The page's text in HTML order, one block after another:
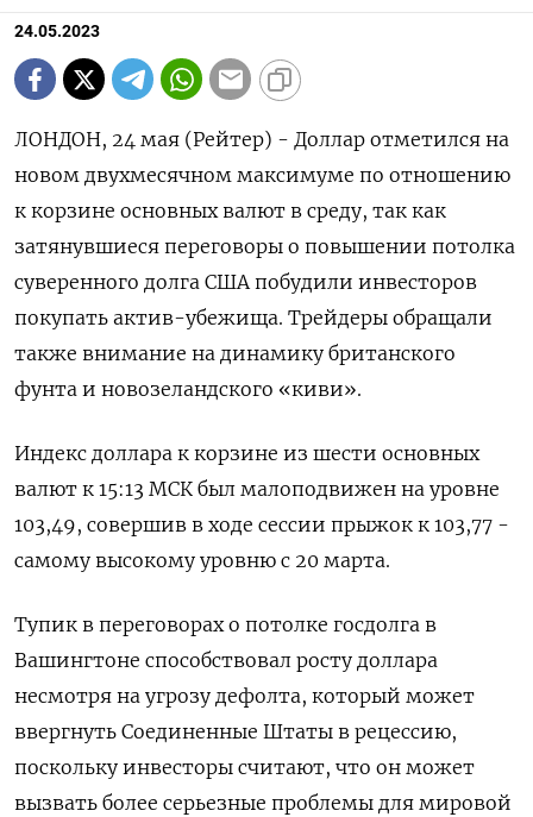
24.05.2023
ЛОНДОН, 24 мая (Рейтер) - Доллар отметился на
новом двухмесячном максимуме по отношению
к корзине основных валют в среду, так как
затянувшиеся переговоры о повышении потолка
суверенного долга США побудили инвесторов
покупать актив-убежища. Трейдеры обращали
также внимание на динамику британского
фунта и новозеландского «киви».
Индекс доллара к корзине из шести основных
валют к 15:13 МСК был малоподвижен на уровне
103,49​, совершив в ходе сессии прыжок к 103,77 -
самому высокому уровню с 20 марта.
Тупик в переговорах о потолке госдолга в
Вашингтоне способствовал росту доллара
несмотря на угрозу дефолта, который может
ввергнуть Соединенные Штаты в рецессию,
поскольку инвесторы считают, что он может
вызвать более серьезные проблемы для мировой